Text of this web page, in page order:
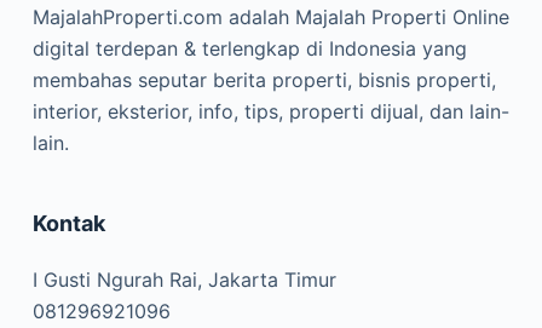
MajalahProperti.com adalah Majalah Properti Online
digital terdepan & terlengkap di Indonesia yang
membahas seputar berita properti, bisnis properti,
interior, eksterior, info, tips, properti dijual, dan lain-
lain.
Kontak
I Gusti Ngurah Rai, Jakarta Timur
081296921096